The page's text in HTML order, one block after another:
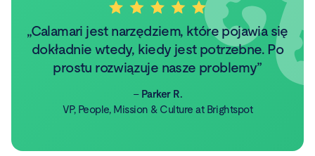
Calamari jest narzędziem, które pojawia się
dokładnie wtedy, kiedy jest potrzebne. Po
prostu rozwiązuje nasze problemy
– Parker R.
VP, People, Mission & Culture at Brightspot